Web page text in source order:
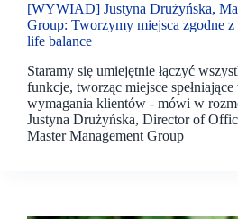
[WYWIAD] Justyna Drużyńska,
Group: Tworzymy miejsca zgodne
life balance
Staramy się umiejętnie łączyć
funkcje, tworząc miejsce
wymagania klientów - mówi w
Justyna Drużyńska, Director of
Master Management Group